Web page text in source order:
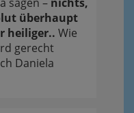
überhaupt
heiliger.. Wie
gerecht
Daniela